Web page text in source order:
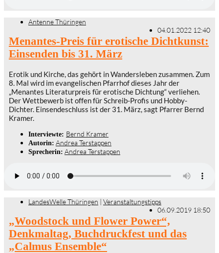
Antenne Thüringen
04.01.2022 12:40
Menantes-Preis für erotische Dichtkunst:
Einsenden bis 31. März
Erotik und Kirche, das gehört in Wandersleben zusammen. Zum
8. Mal wird im evangelischen Pfarrhof dieses Jahr der
„Menantes Literaturpreis für erotische Dichtung“ verliehen.
Der Wettbewerb ist offen für Schreib-Profis und Hobby-
Dichter. Einsendeschluss ist der 31. März, sagt Pfarrer Bernd
Kramer.
Interviewte: Bernd Kramer
Autorin: Andrea Terstappen
Sprecherin: Andrea Terstappen
LandesWelle Thüringen | Veranstaltungstipps
06.09.2019 18:50
„Woodstock und Flower Power“,
Denkmaltag, Buchdruckfest und das
„Calmus Ensemble“